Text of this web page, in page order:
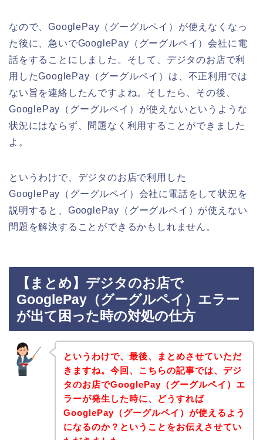
なので、GooglePay（グーグルペイ）が使えなくなっ
た後に、急いでGooglePay（グーグルペイ）会社に電
話をすることにしました。そして、デジタのお店で利
用したGooglePay（グーグルペイ）は、不正利用では
ない旨を連絡したんですよね。そしたら、その後、
GooglePay（グーグルペイ）が使えないというような
状況にはならず、問題なく利用することができました
よ。
というわけで、デジタのお店で利用した
GooglePay（グーグルペイ）会社に電話をして状況を
説明すると、GooglePay（グーグルペイ）が使えない
問題を解決することができるかもしれません。
【まとめ】デジタのお店で
GooglePay（グーグルペイ）エラー
が出て困った時の対処の仕方
というわけで、最後、まとめさせていただ
きますね。今回、こちらの記事では、デジ
タのお店でGooglePay（グーグルペイ）エ
ラーが発生した時に、どうすれば
GooglePay（グーグルペイ）が使えるよう
になるのか？ということをお伝えさせてい